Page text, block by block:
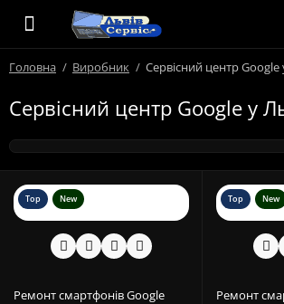
Головна Виробник Сервісний центр Google
Сервісний центр Google у
Top New
Ремонт смартфонів Google
Top New
Ремонт